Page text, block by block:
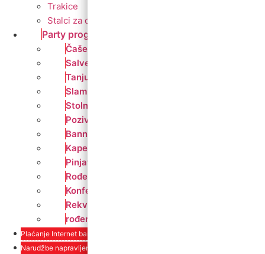
Trakice
Stalci za dekoriranje
Party program
Čaše
Salvete
Tanjuri
Slamke
Stolnjaci i dekoracije
Pozivnice i čestitke
Banneri
Kape
Pinjate
Rođendanski rekviziti
Konfetni topovi
Rekviziti za momačke i djevojačke
rođendanski rekviziti
Plaćanje Internet bankarstvom i pouzećem
Narudžbe napravljene do 12:00 sati šaljemo isti radni dan, Dostava iznosi